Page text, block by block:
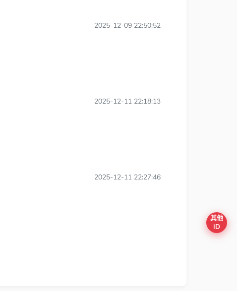
2025-12-09 22:50:52
2025-12-11 22:18:13
2025-12-11 22:27:46
其他
ID